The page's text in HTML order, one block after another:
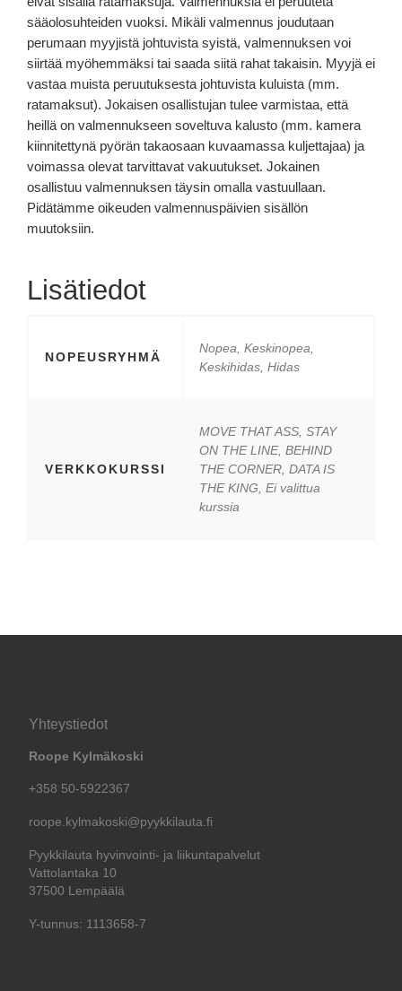
sääolosuhteiden vuoksi. Mikäli valmennus joudutaan
perumaan myyjistä johtuvista syistä, valmennuksen voi
siirtää myöhemmäksi tai saada siitä rahat takaisin. Myyjä ei
vastaa muista peruutuksesta johtuvista kuluista (mm.
ratamaksut). Jokaisen osallistujan tulee varmistaa, että
heillä on valmennukseen soveltuva kalusto (mm. kamera
kiinnitettynä pyörän takaosaan kuvaamassa kuljettajaa) ja
voimassa olevat tarvittavat vakuutukset. Jokainen
osallistuu valmennuksen täysin omalla vastuullaan.
Pidätämme oikeuden valmennuspäivien sisällön
muutoksiin.
Lisätiedot
NOPEUSRYHMÄ
Nopea, Keskinopea,
Keskihidas, Hidas
VERKKOKURSSI
MOVE THAT ASS, STAY
ON THE LINE, BEHIND
THE CORNER, DATA IS
THE KING, Ei valittua
kurssia
Yhteystiedot
Roope Kylmäkoski
+358 50-5922367
roope.kylmakoski@pyykkilauta.fi
Pyykkilauta hyvinvointi- ja liikuntapalvelut
Vattolantaka 10
37500 Lempäälä
Y-tunnus: 1113658-7